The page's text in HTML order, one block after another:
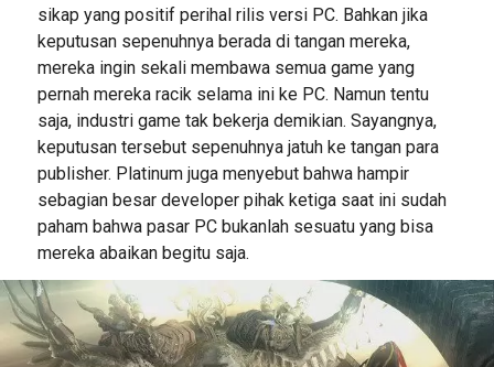
sikap yang positif perihal rilis versi PC. Bahkan jika
keputusan sepenuhnya berada di tangan mereka,
mereka ingin sekali membawa semua game yang
pernah mereka racik selama ini ke PC. Namun tentu
saja, industri game tak bekerja demikian. Sayangnya,
keputusan tersebut sepenuhnya jatuh ke tangan para
publisher. Platinum juga menyebut bahwa hampir
sebagian besar developer pihak ketiga saat ini sudah
paham bahwa pasar PC bukanlah sesuatu yang bisa
mereka abaikan begitu saja.